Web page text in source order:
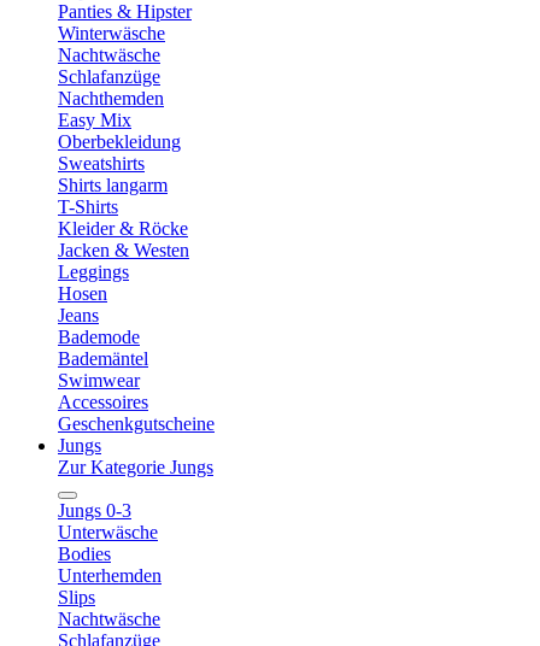
Panties & Hipster
Winterwäsche
Nachtwäsche
Schlafanzüge
Nachthemden
Easy Mix
Oberbekleidung
Sweatshirts
Shirts langarm
T-Shirts
Kleider & Röcke
Jacken & Westen
Leggings
Hosen
Jeans
Bademode
Bademäntel
Swimwear
Accessoires
Geschenkgutscheine
Jungs
Zur Kategorie Jungs
Jungs 0-3
Unterwäsche
Bodies
Unterhemden
Slips
Nachtwäsche
Schlafanzüge